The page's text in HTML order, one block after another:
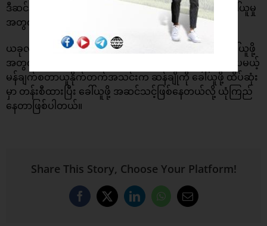
ဒီဆင်နဲ့ အက်စ်တွန်ဗီလာကြယ်ပွင့် ဂျက်ဂရီးလစ်ရှ်တို့ကို ခေါ်ယူမှု
အတွက် ငွေကြေးတောင့်တင်းစေမယ်လို့ သိရပါတယ်။
ယခုလာမယ့်နွေရာသီမှာ ဒေါ့မွန်အသင်းကနေ ဆန်ချိုကို ခေါ်ယူဖို့
အတွက် အသင်းပေါင်းများစွာက စိတ်ဝင်စားမှုပြသနေကြပေမယ့်
မန်ချက်စတာယူနိုက်တက်အသင်းက ဆန်ချိုကို ခေါ်ယူဖို့ ထိပ်ဆုံး
မှာ တန်းစီထားပြီး ခေါ်ယူဖို့ အဆင်သင့်ဖြစ်နေတယ်လို့ ယုံကြည်
နေတာဖြစ်ပါတယ်။
Share This Story, Choose Your Platform!
Facebook
X LinkedInWhatsApp
Email